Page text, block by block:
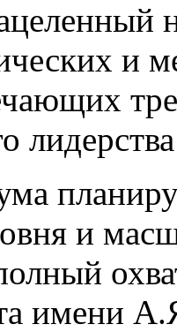
и
и
имени